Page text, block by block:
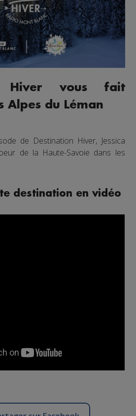
Hiver vous fait
Alpes du Léman
de Destination Hiver, Jessica
de la Haute-Savoie dans les
destination en vidéo